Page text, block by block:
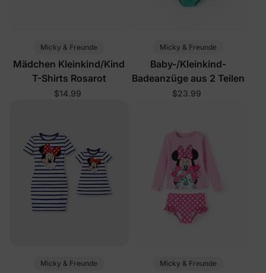
Micky & Freunde
Mädchen Kleinkind/Kind
T-Shirts Rosarot
$14.99
Micky & Freunde
Baby-/Kleinkind-
Badeanzüge aus 2 Teilen
$23.99
Micky & Freunde Micky & Freunde